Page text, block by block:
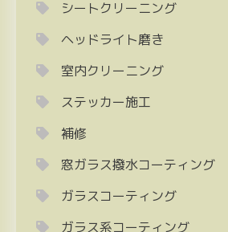
シートクリーニング
ヘッドライト磨き
室内クリーニング
ステッカー施工
補修
窓ガラス撥水コーティング
ガラスコーティング
ガラス系コーティング